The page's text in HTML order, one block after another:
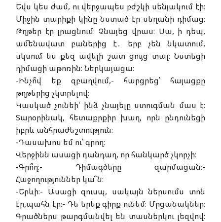
Եվս կես ժամ, ու վերջապես բժշկի սենյակում էի։
Միջին տարիքի կինը նստած էր սեղանի դիմաց։
Թղթեր էր լրացնում։ Չնայեց վրաս։ Սա, ի դեպ,
ամենավատ բաներից է․ երբ չեն նկատում,
սկսում ես քեզ ավելի շատ ցույց տալ։ Նստեցի
դիմացի աթոռին։ Ներկայացա։
-Ինչո՞վ եք զբաղվում,- հարցրեց՝ հայացքը
թղթերից չկտրելով։
Կասկած չունեի՝ ինձ չնայելը ստուգման մաս է։
Տարօրինակ, հետաքրքիր խաղ, որն ընդունեցի
իբրև անհրաժեշտություն։
-Դասախոս եմ ու՝ գրող։
Վերջինն ասացի դանդաղ, որ հանկարծ չկորչի։
-Գրո՞ղ։- Դիմագծերը զարմացան։-
Հաջողություններ կա՞ն։
-Երևի։- Ասացի զուսպ, սակայն ներսումս տոն
էր,պահն էր։- Դե երեք գիրք ունեմ։ Մրցանակներ։
Գրածներս թարգմանվել են տասներկու լեզվով։